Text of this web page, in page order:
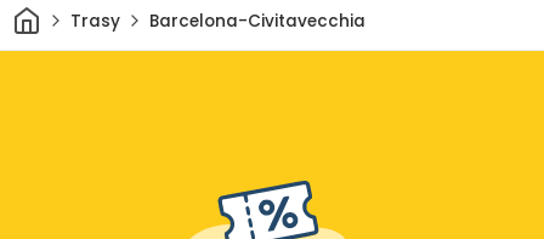
Domov
Trasy Barcelona-Civitavecchia